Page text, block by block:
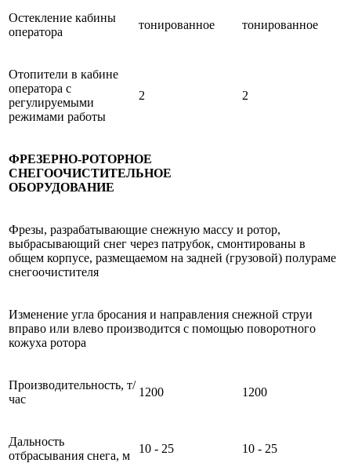
Остекление кабины
оператора
тонированное тонированное
Отопители в кабине
оператора с
регулируемыми
режимами работы
2 2
ФРЕЗЕРНО-РОТОРНОЕ
СНЕГООЧИСТИТЕЛЬНОЕ
ОБОРУДОВАНИЕ
Фрезы, разрабатывающие снежную массу и ротор,
выбрасывающий снег через патрубок, смонтированы в
общем корпусе, размещаемом на задней (грузовой) полураме
снегоочистителя
Изменение угла бросания и направления снежной струи
вправо или влево производится с помощью поворотного
кожуха ротора
Производительность, т/
час
1200 1200
Дальность
отбрасывания снега, м
10 - 25 10 - 25